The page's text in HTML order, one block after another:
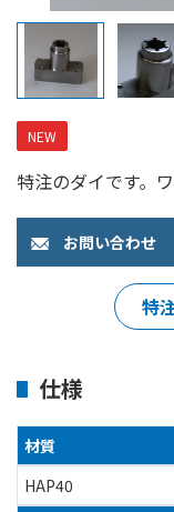
NEW
特注のダイです。
お問い合わせ
特
仕様
材質
HAP40